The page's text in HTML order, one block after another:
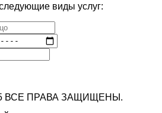
виды услуг:
ВСЕ ПРАВА ЗАЩИЩЕНЫ.